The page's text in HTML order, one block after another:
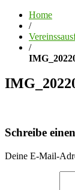
Home
/
/
Schreibe
Deine E-Mail-